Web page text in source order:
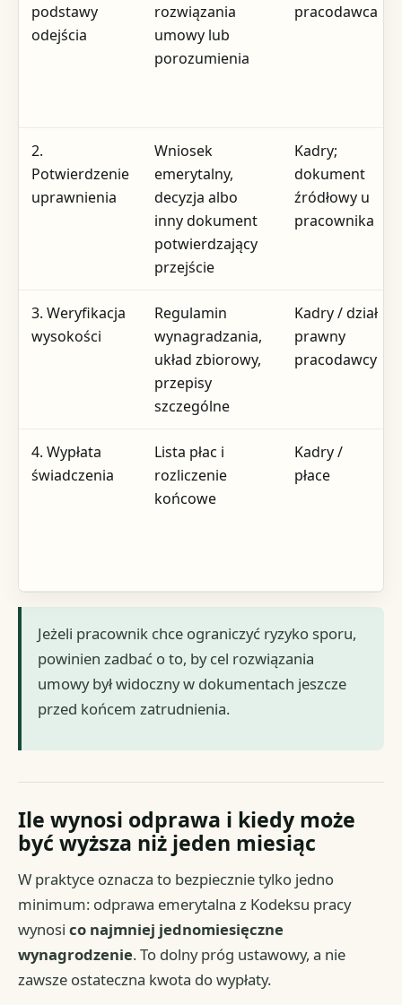
podstawy
odejścia
rozwiązania
umowy lub
porozumienia
pracodawca
2.
Potwierdzenie
uprawnienia
Wniosek
emerytalny,
decyzja albo
inny dokument
potwierdzający
przejście
Kadry;
dokument
źródłowy u
pracownika
3. Weryfikacja
wysokości
Regulamin
wynagradzania,
układ zbiorowy,
przepisy
szczególne
Kadry / dział
prawny
pracodawcy
4. Wypłata
świadczenia
Lista płac i
rozliczenie
końcowe
Kadry /
płace
Jeżeli pracownik chce ograniczyć ryzyko sporu,
powinien zadbać o to, by cel rozwiązania
umowy był widoczny w dokumentach jeszcze
przed końcem zatrudnienia.
Ile wynosi odprawa i kiedy może
być wyższa niż jeden miesiąc
W praktyce oznacza to bezpiecznie tylko jedno
minimum: odprawa emerytalna z Kodeksu pracy
wynosico najmniej jednomiesięczne
wynagrodzenie. To dolny próg ustawowy, a nie
zawsze ostateczna kwota do wypłaty.